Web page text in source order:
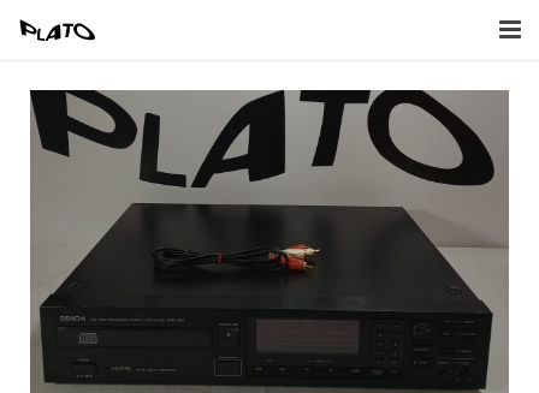
Home
Inkoop
Afbeeldingen
Contact
Naar Webwinkel